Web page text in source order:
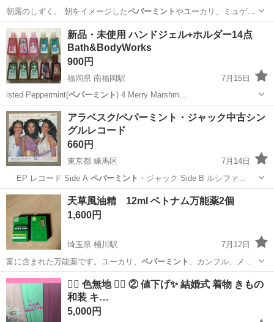
朝露のしずく。 朝をイメージしたペパーミントやユーカリ、ミュゲな
どのグリーン調…
千葉 柏市 柏駅 芳香剤、消臭剤
新品・未使用 ハンドジェル+ホルダー14点
Bath&BodyWorks
900円
福岡県 南福岡駅
7月15日
isted Peppermint(ペパーミント) 4 Merry Marshm…
福岡 春日市 南福岡駅 その他 ハンドジェル
アラベスク/ペパーミント・ジャック中古シン
グルレコード
660円
東京都 練馬区
7月14日
EP レコード Side A ペパーミント ・ジャック Side B ルシファ…
東京 練馬区 CD ペパーミント
天草風油精 12ml ベトナム万能薬2個
1,600円
埼玉県 桶川駅
7月12日
富に含まれた万能薬です。ユーカリ、 ペパーミント
、カンフル、メン
トールなどの天然ハ…
埼玉 上尾市 桶川駅 健康食品 鎮痛
🧚‍♀️ 色無地 🧚‍♀️ ② 値下げ✨ 結婚式 着物 きもの
和装 キ…
5,000円